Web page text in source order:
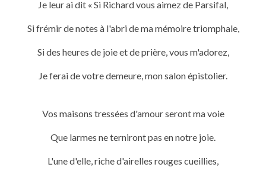
Je leur ai dit « Si Richard vous aimez de Parsifal,
Si frémir de notes à l'abri de ma mémoire triomphale,
Si des heures de joie et de prière, vous m'adorez,
Je ferai de votre demeure, mon salon épistolier.
Vos maisons tressées d'amour seront ma voie
Que larmes ne terniront pas en notre joie.
L'une d'elle, riche d'airelles rouges cueillies,